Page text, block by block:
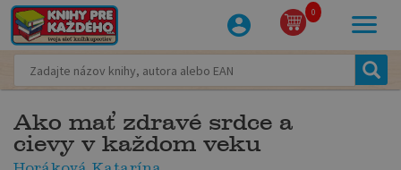
0
Ako mať zdravé srdce a
cievy v každom veku
Horáková Katarína